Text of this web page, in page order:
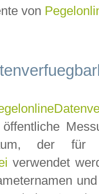
von
der
verwendet